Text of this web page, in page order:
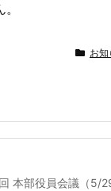
お
本部役員会議（5/29